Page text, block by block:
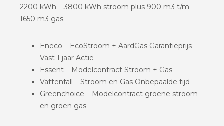
2200 kWh – 3800 kWh stroom plus 900 m3 t/m
1650 m3 gas.
Eneco – EcoStroom + AardGas Garantieprijs
Vast 1 jaar Actie
Essent – Modelcontract Stroom + Gas
Vattenfall – Stroom en Gas Onbepaalde tijd
Greenchoice – Modelcontract groene stroom
en groen gas